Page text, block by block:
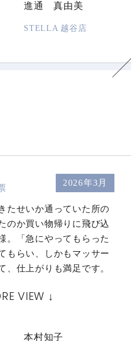
進通 真由美
STELLA 越谷店
2026年3月
たせいか通っていた所の
のか買い物帰りに飛び込
。「急にやってもらった
もらい、しかもマッサー
、仕上がりも満足です。
て活力になりますね！
VIEW ↓
本村知子